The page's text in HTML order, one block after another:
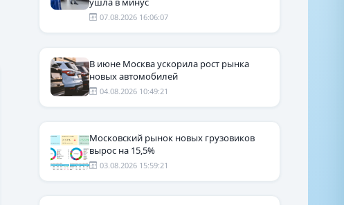
07.08.2026 16:06:07
В июне Москва ускорила рост рынка
новых автомобилей
04.08.2026 10:49:21
Московский рынок новых грузовиков
вырос на 15,5%
03.08.2026 15:59:21